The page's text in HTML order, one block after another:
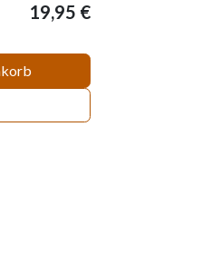
19,95 €